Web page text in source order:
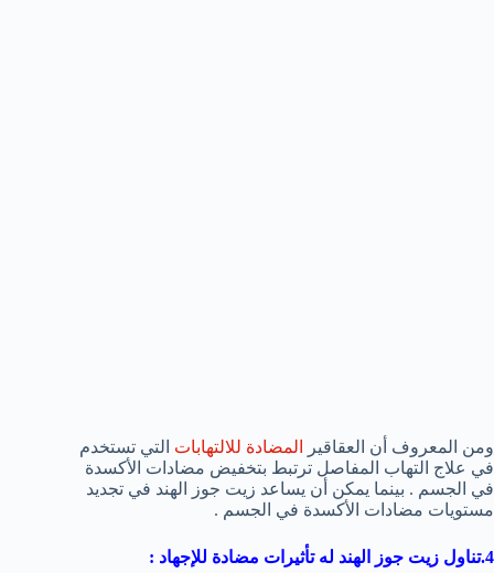
ومن المعروف أن العقاقير المضادة للالتهابات التي تستخدم
في علاج التهاب المفاصل ترتبط بتخفيض مضادات الأكسدة
في الجسم . بينما يمكن أن يساعد زيت جوز الهند في تجديد
مستويات مضادات الأكسدة في الجسم .
4.تناول زيت جوز الهند له تأثيرات مضادة للإجهاد :